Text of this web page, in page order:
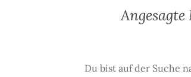
Du bist auf der Suche